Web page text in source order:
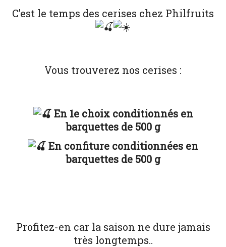
C’est le temps des cerises chez Philfruits
Vous trouverez nos cerises :
En 1e choix conditionnés en
barquettes de 500 g
En confiture conditionnées en
barquettes de 500 g
Profitez-en car la saison ne dure jamais
très longtemps..